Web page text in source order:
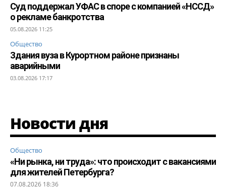
Суд поддержал УФАС в споре с компанией «НССД»
о рекламе банкротства
05.08.2026 11:25
Общество
Здания вуза в Курортном районе признаны
аварийными
03.08.2026 17:17
Новости дня
Общество
«Ни рынка, ни труда»: что происходит с вакансиями
для жителей Петербурга?
07.08.2026 18:36